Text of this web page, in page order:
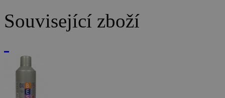
Související zboží